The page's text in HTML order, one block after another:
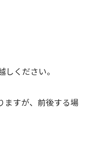
ください。
ますが、前後する場